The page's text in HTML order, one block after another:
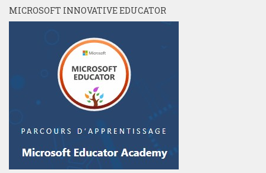
MICROSOFT INNOVATIVE EDUCATOR